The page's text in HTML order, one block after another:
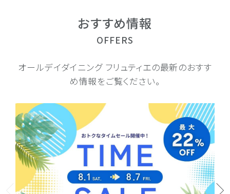
おすすめ情報
OFFERS
オールデイダイニング フリュティエの最新のおすす
め情報をご覧ください。